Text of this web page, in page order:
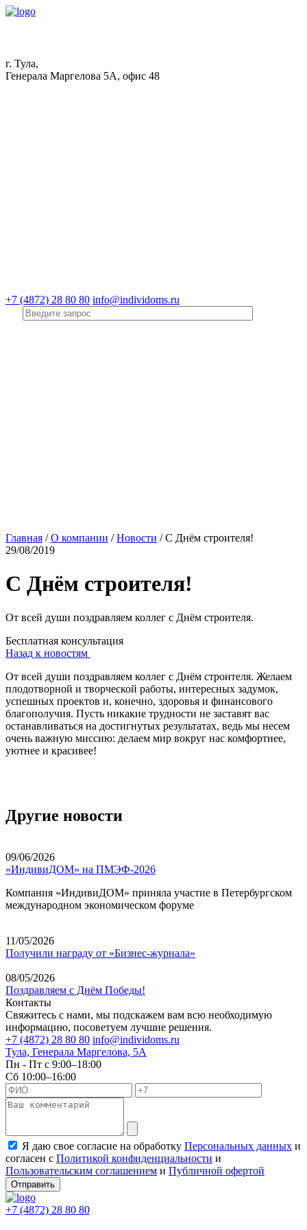
г. Тула,
Генерала Маргелова 5А, офис 48
+7 (4872) 28 80 80 info@individoms.ru
Главная /О компании /Новости /С Днём строителя!
29/08/2019
С Днём строителя!
От всей души поздравляем коллег с Днём строителя.
Бесплатная консультация
Назад к новостям
От всей души поздравляем коллег с Днём строителя. Желаем
плодотворной и творческой работы, интересных задумок,
успешных проектов и, конечно, здоровья и финансового
благополучия. Пусть никакие трудности не заставят вас
останавливаться на достигнутых результатах, ведь мы несем
очень важную миссию: делаем мир вокруг нас комфортнее,
уютнее и красивее!
Другие новости
09/06/2026
«ИндивиДОМ» на ПМЭФ-2026
Компания «ИндивиДОМ» приняла участие в Петербургском
международном экономическом форуме
11/05/2026
Получили награду от «Бизнес-журнала»
08/05/2026
Поздравляем с Днём Победы!
Контакты
Свяжитесь с нами, мы подскажем вам всю необходимую
информацию, посоветуем лучшие решения.
+7 (4872) 28 80 80 info@individoms.ru
Тула, Генерала Маргелова, 5А
Пн - Пт с 9:00–18:00
Сб 10:00–16:00
Я даю свое согласие на обработку Персональных данных и
согласен с Политикой конфиденциальности и
Пользовательским соглашением и Публичной офертой
Отправить
+7 (4872) 28 80 80